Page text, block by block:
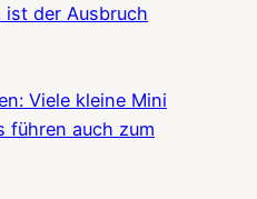
ist der Ausbruch
Viele kleine Mini
führen auch zum